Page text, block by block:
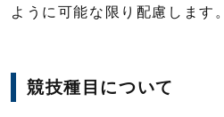
ように可能な限り配慮します。
競技種目について